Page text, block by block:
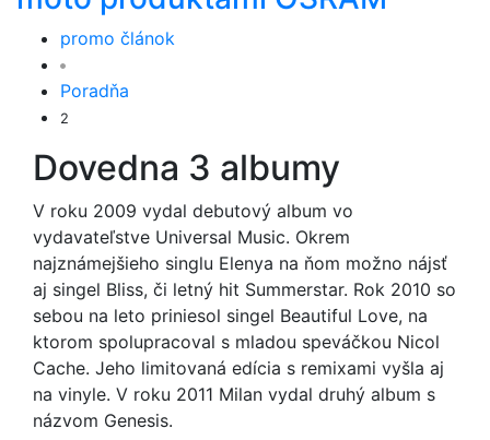
promo článok
Poradňa
2
Dovedna 3 albumy
V roku 2009 vydal debutový album vo
vydavateľstve Universal Music. Okrem
najznámejšieho singlu Elenya na ňom možno nájsť
aj singel Bliss, či letný hit Summerstar. Rok 2010 so
sebou na leto priniesol singel Beautiful Love, na
ktorom spolupracoval s mladou speváčkou Nicol
Cache. Jeho limitovaná edícia s remixami vyšla aj
na vinyle. V roku 2011 Milan vydal druhý album s
názvom Genesis.